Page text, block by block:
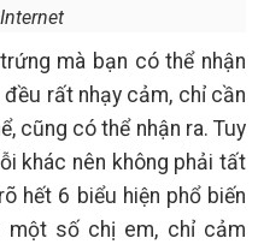
mà bạn có thể nhận
rất nhạy cảm, chỉ cần
cũng có thể nhận ra. Tuy
khác nên không phải tất
hết 6 biểu hiện phổ biến
một số chị em, chỉ cảm